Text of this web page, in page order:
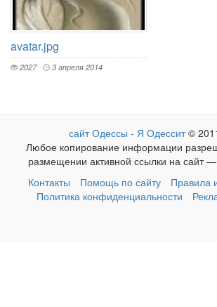
avatar.jpg
2027 3 апреля 2014
сайт Одессы - Я Одессит©
Любое копирование информации
размещении активной ссылки на сайт
Контакты
Помощь по сайту
Правила
Политика конфиденциальности